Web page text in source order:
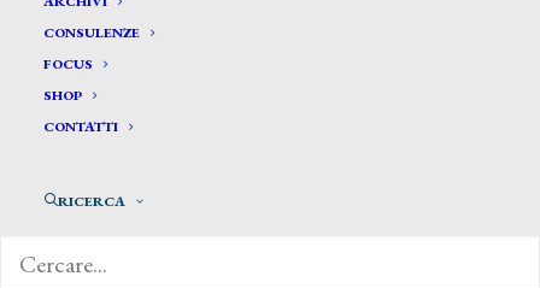
CONSULENZE
FOCUS
SHOP
CONTATTI
RICERCA
Borotti Severino